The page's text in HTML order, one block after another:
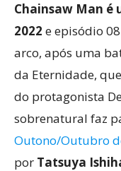
Chainsaw Man é
2022 e episódio
arco, após uma
da Eternidade,
do protagonista
sobrenatural faz
Outono/Outubro
por Tatsuya